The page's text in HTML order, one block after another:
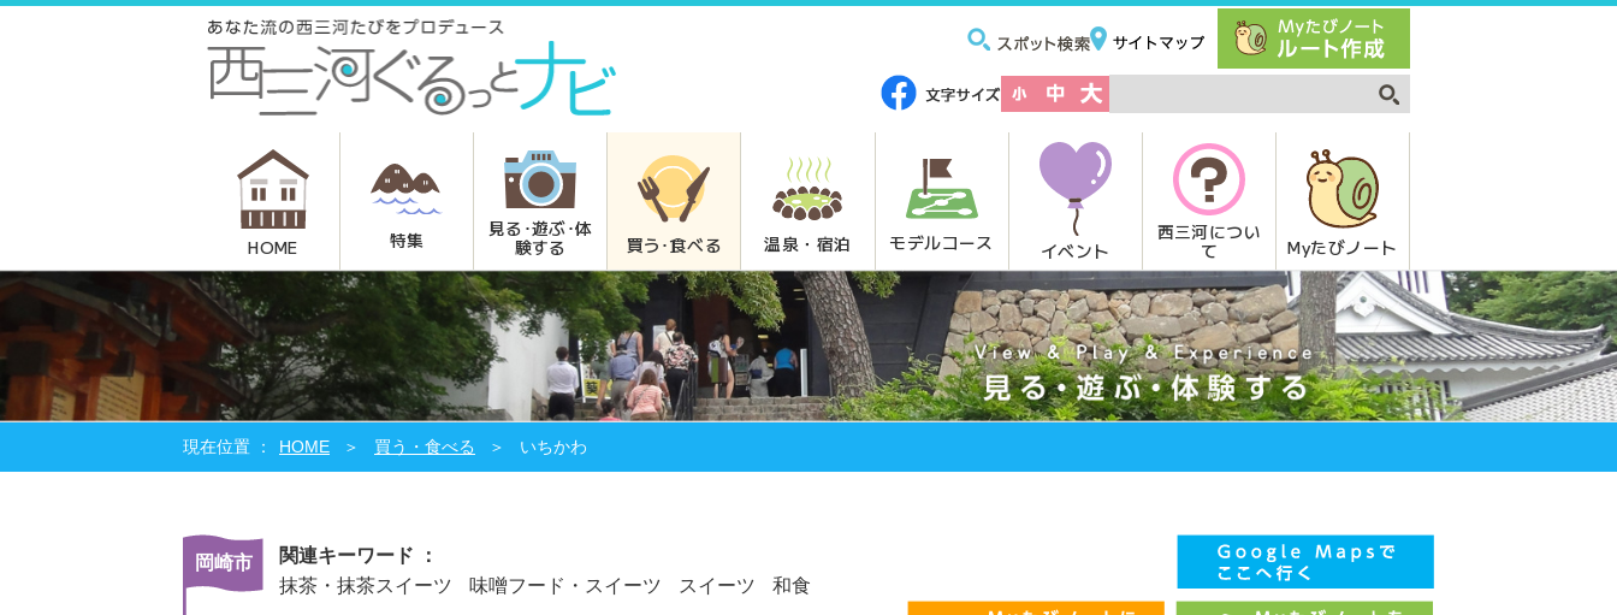
HOME 特集
見る･遊ぶ･体
験する
買う･食べる 温泉・宿泊 モデルコース イベント
西三河につい
て
Myたびノート
HOME 買う・食べる いちかわ
岡崎市
関連キーワード ：
抹茶・抹茶スイーツ
味噌フード・スイーツ スイーツ 和食